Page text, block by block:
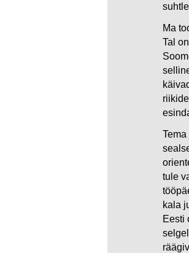
Ma
Tal
tule
kala
Eesti